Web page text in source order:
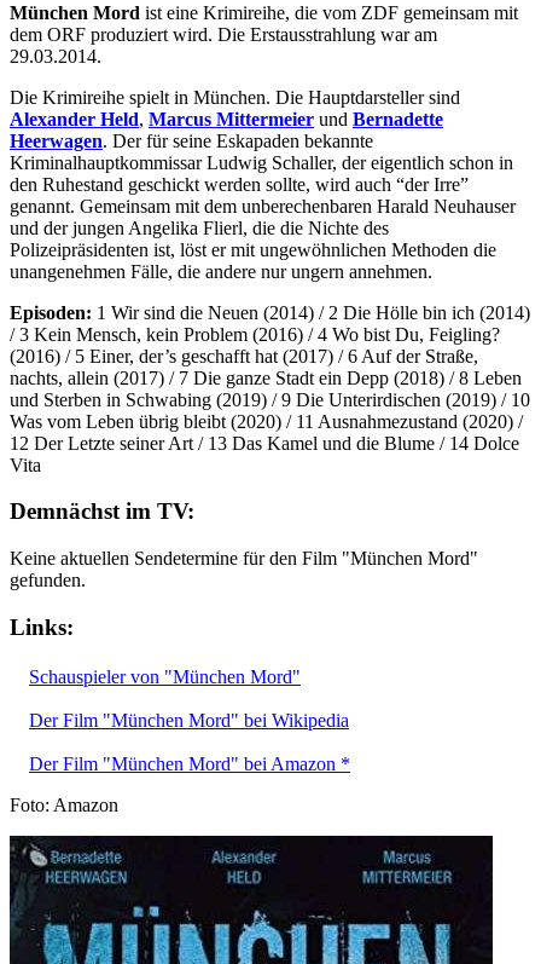
München Mord ist eine Krimireihe, die vom ZDF gemeinsam mit
dem ORF produziert wird. Die Erstausstrahlung war am
29.03.2014.
Die Krimireihe spielt in München. Die Hauptdarsteller sind
Alexander Held, Marcus Mittermeier und Bernadette
Heerwagen. Der für seine Eskapaden bekannte
Kriminalhauptkommissar Ludwig Schaller, der eigentlich schon in
den Ruhestand geschickt werden sollte, wird auch “der Irre”
genannt. Gemeinsam mit dem unberechenbaren Harald Neuhauser
und der jungen Angelika Flierl, die die Nichte des
Polizeipräsidenten ist, löst er mit ungewöhnlichen Methoden die
unangenehmen Fälle, die andere nur ungern annehmen.
Episoden: 1 Wir sind die Neuen (2014) / 2 Die Hölle bin ich (2014)
/ 3 Kein Mensch, kein Problem (2016) / 4 Wo bist Du, Feigling?
(2016) / 5 Einer, der’s geschafft hat (2017) / 6 Auf der Straße,
nachts, allein (2017) / 7 Die ganze Stadt ein Depp (2018) / 8 Leben
und Sterben in Schwabing (2019) / 9 Die Unterirdischen (2019) / 10
Was vom Leben übrig bleibt (2020) / 11 Ausnahmezustand (2020) /
12 Der Letzte seiner Art / 13 Das Kamel und die Blume / 14 Dolce
Vita
Demnächst im TV:
Keine aktuellen Sendetermine für den Film "München Mord"
gefunden.
Links:
Schauspieler von "München Mord"
Der Film "München Mord" bei Wikipedia
Der Film "München Mord" bei Amazon *
Foto: Amazon